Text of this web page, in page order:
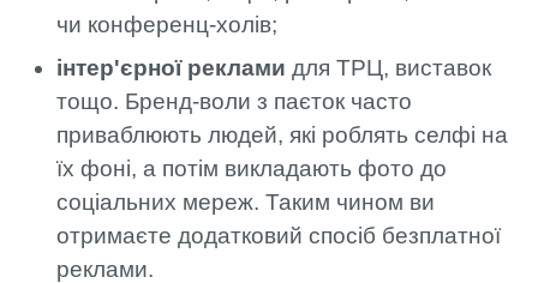
чи конференц-холів;
інтер'єрної реклами для ТРЦ, виставок
тощо. Бренд-воли з паєток часто
приваблюють людей, які роблять селфі на
їх фоні, а потім викладають фото до
соціальних мереж. Таким чином ви
отримаєте додатковий спосіб безплатної
реклами.